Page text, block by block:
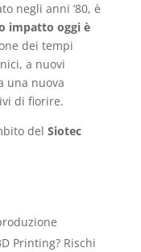
negli anni ’80, è
impatto oggi è
dei tempi
a nuovi
una nuova
di fiorire.
del Siotec
Printing? Rischi